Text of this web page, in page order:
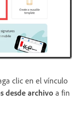
clic en el vínculo
desde archivo a fin